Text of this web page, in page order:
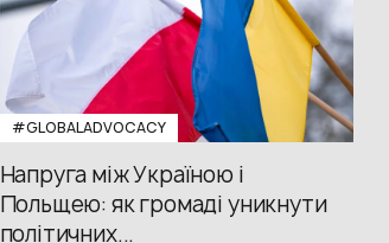
#GLOBALADVOCACY
Напруга між Україною і
Польщею: як громаді уникнути
політичних...